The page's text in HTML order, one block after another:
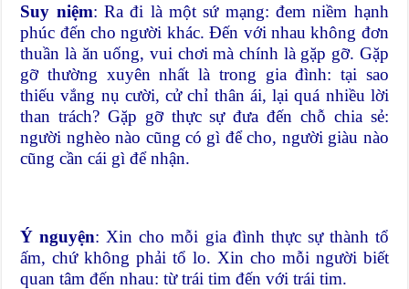
Suy niệm: Ra đi là một sứ mạng: đem niềm hạnh
phúc đến cho người khác. Đến với nhau không đơn
thuần là ăn uống, vui chơi mà chính là gặp gỡ. Gặp
gỡ thường xuyên nhất là trong gia đình: tại sao
thiếu vắng nụ cười, cử chỉ thân ái, lại quá nhiều lời
than trách? Gặp gỡ thực sự đưa đến chỗ chia sẻ:
người nghèo nào cũng có gì để cho, người giàu nào
cũng cần cái gì để nhận.
Ý nguyện: Xin cho mỗi gia đình thực sự thành tổ
ấm, chứ không phải tổ lo. Xin cho mỗi người biết
quan tâm đến nhau: từ trái tim đến với trái tim.